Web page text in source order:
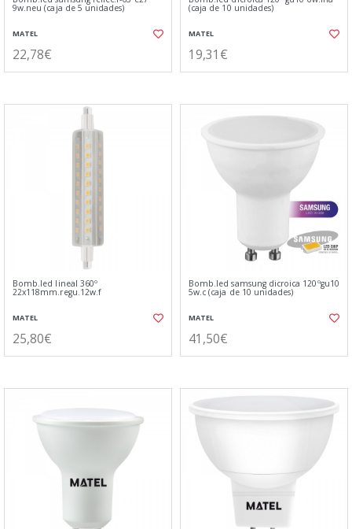
9w.neu (caja de 5 unidades)
MATEL
22,78€
(caja de 10 unidades)
MATEL
19,31€
Bomb.led lineal 360º
22x118mm.regu.12w.f
MATEL
25,80€
Bomb.led samsung dicroica 120ºgu10
5w.c (caja de 10 unidades)
MATEL
41,50€